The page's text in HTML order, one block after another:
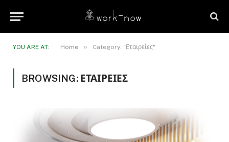
YOU ARE AT: Home » Category: "Εταιρείες"
BROWSING: ΕΤΑΙΡΕΊΕΣ